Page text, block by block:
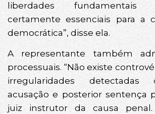
liberdades
certamente essenciais para a
democrática”, disse ela.
A representante também
processuais. “Não existe
irregularidades
acusação e posterior sentença
juiz instrutor da causa penal.